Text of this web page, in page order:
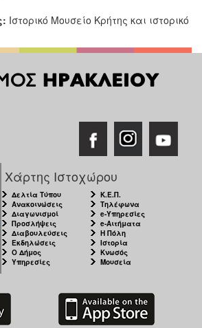
Ιστορικό Μουσείο Κρήτης και ιστορικό
Χάρτης Ιστοχώρου
Δελτία Τύπου
Ανακοινώσεις
Διαγωνισμοί
Προσλήψεις
Διαβουλεύσεις
Εκδηλώσεις
Ο Δήμος
Υπηρεσίες
Κ.Ε.Π.
Τηλέφωνα
e-Υπηρεσίες
e-Αιτήματα
Η Πόλη
Ιστορία
Κνωσός
Μουσεία